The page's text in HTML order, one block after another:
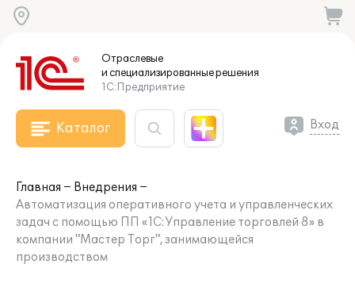
Отраслевые
и специализированныерешения
1С:Предприятие
Каталог Вход
Главная
Внедрения
Автоматизация оперативного учета и управленческих
задач с помощью ПП «1С:Управление торговлей 8» в
компании "Мастер Торг", занимающейся
производством